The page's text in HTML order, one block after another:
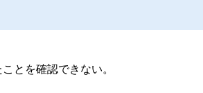
とを確認できない。